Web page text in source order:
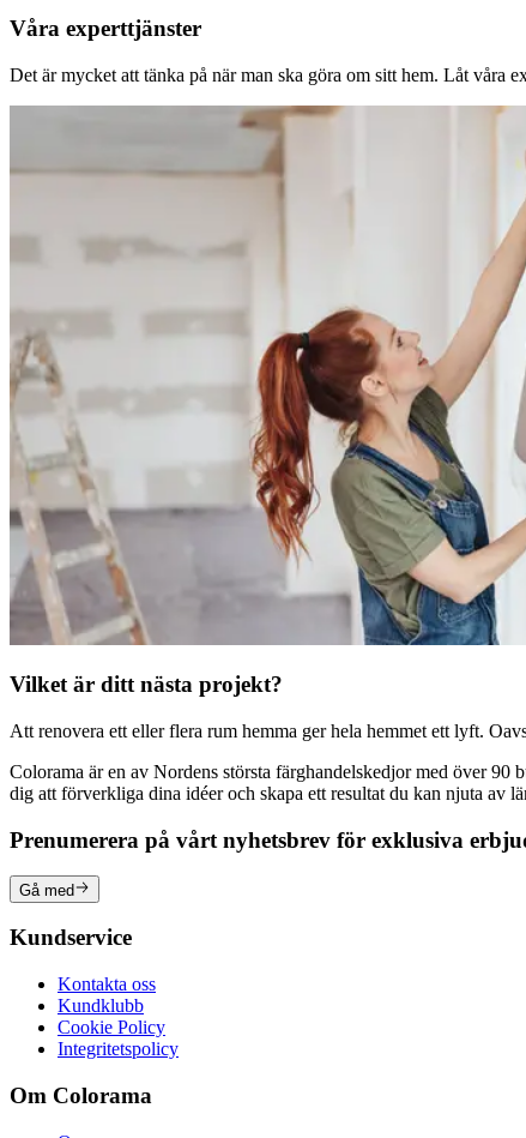
Våra experttjänster
Det är mycket att tänka på när man ska göra om sitt hem. Låt våra
Vilket är ditt nästa projekt?
Att renovera ett eller flera rum hemma ger hela hemmet ett lyft.
Colorama är en av Nordens största färghandelskedjor med över
dig att förverkliga dina idéer och skapa ett resultat du kan njuta av
Prenumerera på vårt nyhetsbrev för exklusiva
Gå med
Kundservice
Kontakta oss
Kundklubb
Cookie Policy
Integritetspolicy
Om Colorama